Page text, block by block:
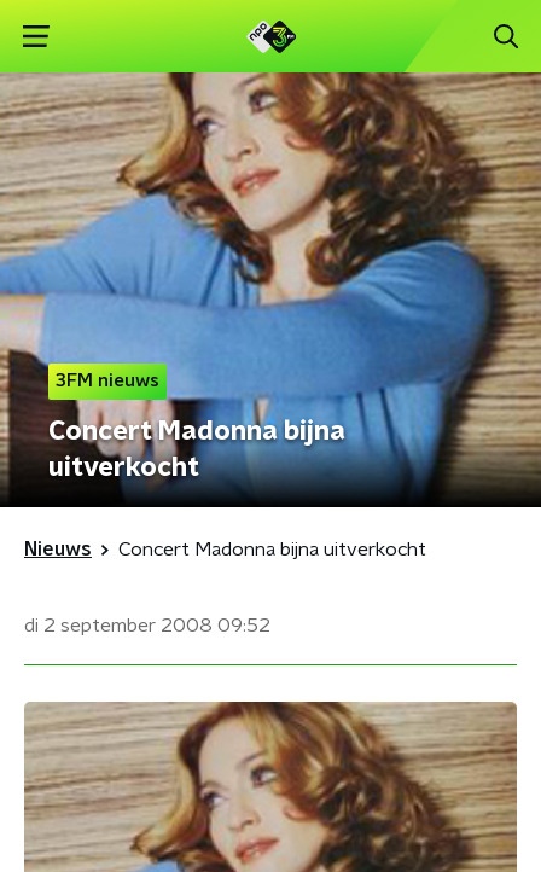
3FM nieuws
Concert Madonna bijna
uitverkocht
Nieuws Concert Madonna bijna uitverkocht
di 2 september 2008 09:52